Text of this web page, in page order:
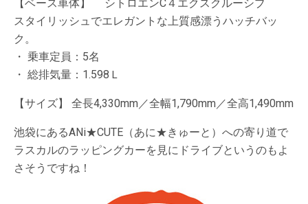
【ベース車体】 シトロエンC４エクスクルーシブ
スタイリッシュでエレガントな上質感漂うハッチバッ
ク。
・ 乗車定員：5名
・ 総排気量：1.598Ｌ
【サイズ】 全長4,330mm／全幅1,790mm／全高1,490mm
池袋にあるANi★CUTE（あに★きゅーと）への寄り道で
ラスカルのラッピングカーを見にドライブというのもよ
さそうですね！